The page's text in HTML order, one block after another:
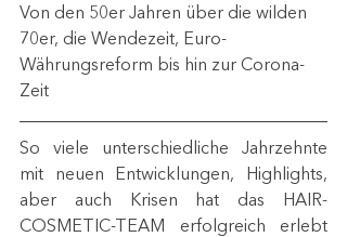
Von den 50er Jahren über die wilden
70er, die Wendezeit, Euro-
Währungsreform bis hin zur Corona-
Zeit
So viele unterschiedliche Jahrzehnte
mit neuen Entwicklungen, Highlights,
aber auch Krisen hat das HAIR-
COSMETIC-TEAM erfolgreich erlebt